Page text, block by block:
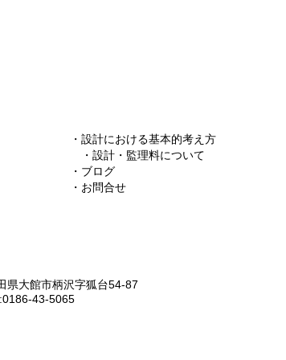
・ 設計における基本的考え方
​ ・ 設計・監理料について
​・ ブログ
​・ お問合せ
県大館市柄沢字狐台54-87
43-5065